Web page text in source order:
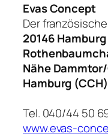
Evas Concept
Der
20146 Hamburg
Nähe
Hamburg (CCH)
Tel. 040/44 50
www.evas-